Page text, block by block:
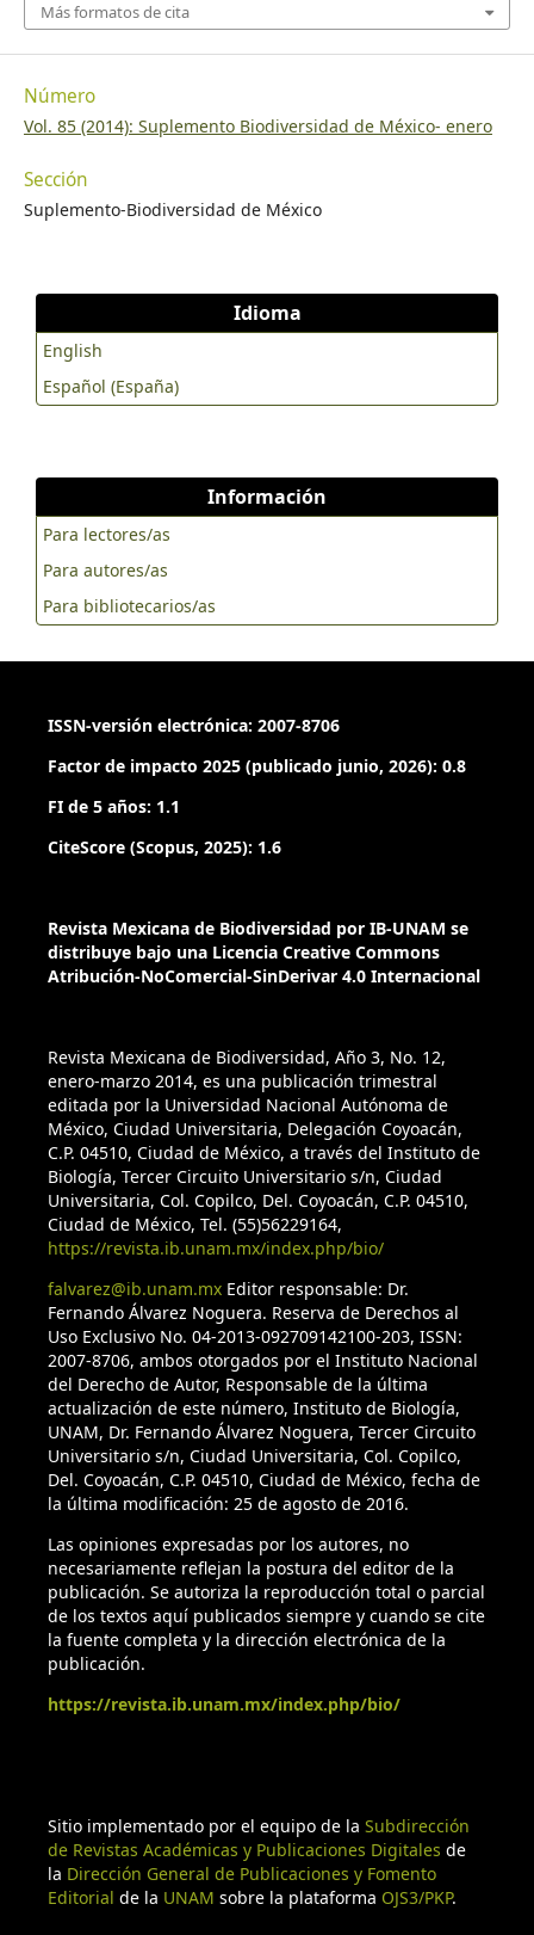
Más formatos de cita
Número
Vol. 85 (2014): Suplemento Biodiversidad de México- enero
Sección
Suplemento-Biodiversidad de México
Idioma
English
Español (España)
Información
Para lectores/as
Para autores/as
Para bibliotecarios/as
ISSN-versión electrónica: 2007-8706
Factor de impacto 2025 (publicado junio, 2026): 0.8
FI de 5 años: 1.1
CiteScore (Scopus, 2025): 1.6
Revista Mexicana de Biodiversidad por IB-UNAM se
distribuye bajo una Licencia Creative Commons
Atribución-NoComercial-SinDerivar 4.0 Internacional
Revista Mexicana de Biodiversidad, Año 3, No. 12,
enero-marzo 2014, es una publicación trimestral
editada por la Universidad Nacional Autónoma de
México, Ciudad Universitaria, Delegación Coyoacán,
C.P. 04510, Ciudad de México, a través del Instituto de
Biología, Tercer Circuito Universitario s/n, Ciudad
Universitaria, Col. Copilco, Del. Coyoacán, C.P. 04510,
Ciudad de México, Tel. (55)56229164,
https://revista.ib.unam.mx/index.php/bio/
falvarez@ib.unam.mxEditor responsable: Dr.
Fernando Álvarez Noguera. Reserva de Derechos al
Uso Exclusivo No. 04-2013-092709142100-203, ISSN:
2007-8706, ambos otorgados por el Instituto Nacional
del Derecho de Autor, Responsable de la última
actualización de este número, Instituto de Biología,
UNAM, Dr. Fernando Álvarez Noguera, Tercer Circuito
Universitario s/n, Ciudad Universitaria, Col. Copilco,
Del. Coyoacán, C.P. 04510, Ciudad de México, fecha de
la última modificación: 25 de agosto de 2016.
Las opiniones expresadas por los autores, no
necesariamente reflejan la postura del editor de la
publicación. Se autoriza la reproducción total o parcial
de los textos aquí publicados siempre y cuando se cite
la fuente completa y la dirección electrónica de la
publicación.
https://revista.ib.unam.mx/index.php/bio/
Sitio implementado por el equipo de la Subdirección
de Revistas Académicas y Publicaciones Digitales de
la Dirección General de Publicaciones y Fomento
Editorial de la UNAM sobre la plataforma OJS3/PKP.